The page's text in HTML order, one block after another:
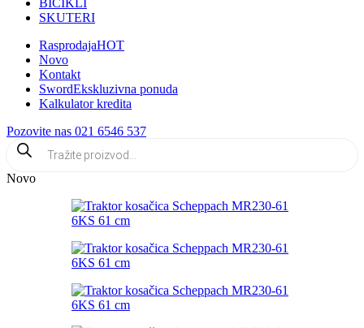
BICIKLI
SKUTERI
RasprodajaHOT
Novo
Kontakt
SwordEkskluzivna ponuda
Kalkulator kredita
Pozovite nas 021 6546 537
Products
search
Novo